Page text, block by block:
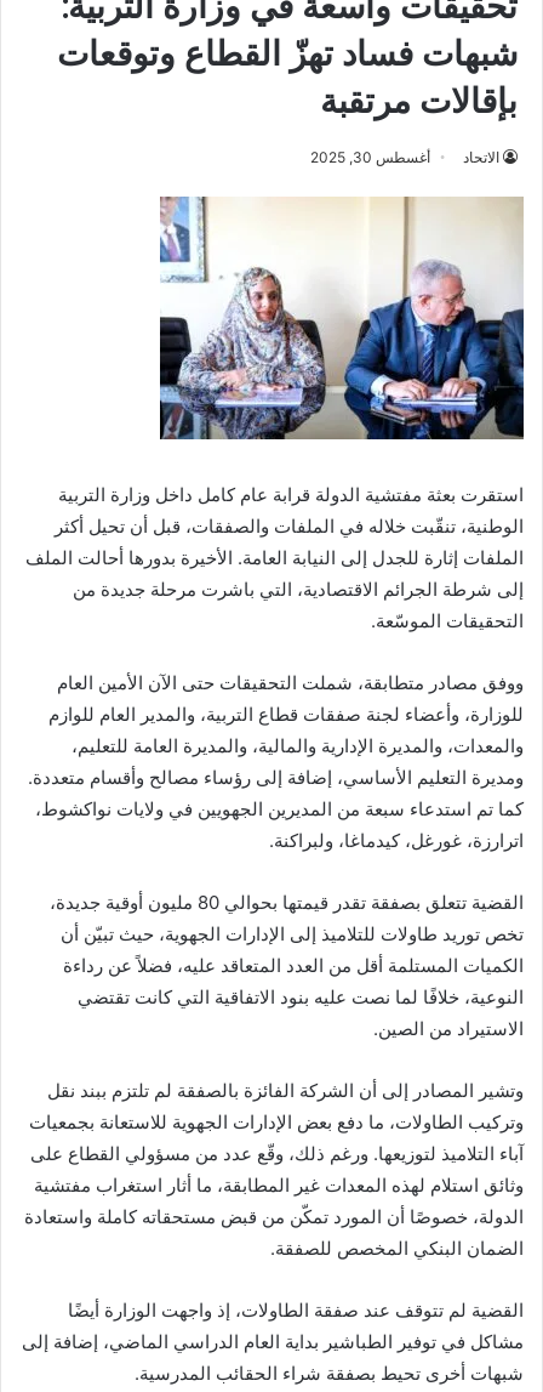
شبهات فساد تهزّ القطاع وتوقعات
بإقالات مرتقبة
الاتحاد أغسطس 30, 2025
استقرت بعثة مفتشية الدولة قرابة عام كامل داخل وزارة التربية
الوطنية، تنقّبت خلاله في الملفات والصفقات، قبل أن تحيل أكثر
الملفات إثارة للجدل إلى النيابة العامة. الأخيرة بدورها أحالت الملف
إلى شرطة الجرائم الاقتصادية، التي باشرت مرحلة جديدة من
التحقيقات الموسّعة.
ووفق مصادر متطابقة، شملت التحقيقات حتى الآن الأمين العام
للوزارة، وأعضاء لجنة صفقات قطاع التربية، والمدير العام للوازم
والمعدات، والمديرة الإدارية والمالية، والمديرة العامة للتعليم،
ومديرة التعليم الأساسي، إضافة إلى رؤساء مصالح وأقسام متعددة.
كما تم استدعاء سبعة من المديرين الجهويين في ولايات نواكشوط،
اترارزة، غورغل، كيدماغا، ولبراكنة.
القضية تتعلق بصفقة تقدر قيمتها بحوالي 80 مليون أوقية جديدة،
تخص توريد طاولات للتلاميذ إلى الإدارات الجهوية، حيث تبيّن أن
الكميات المستلمة أقل من العدد المتعاقد عليه، فضلاً عن رداءة
النوعية، خلافًا لما نصت عليه بنود الاتفاقية التي كانت تقتضي
الاستيراد من الصين.
وتشير المصادر إلى أن الشركة الفائزة بالصفقة لم تلتزم ببند نقل
وتركيب الطاولات، ما دفع بعض الإدارات الجهوية للاستعانة بجمعيات
آباء التلاميذ لتوزيعها. ورغم ذلك، وقّع عدد من مسؤولي القطاع على
وثائق استلام لهذه المعدات غير المطابقة، ما أثار استغراب مفتشية
الدولة، خصوصًا أن المورد تمكّن من قبض مستحقاته كاملة واستعادة
الضمان البنكي المخصص للصفقة.
القضية لم تتوقف عند صفقة الطاولات، إذ واجهت الوزارة أيضًا
مشاكل في توفير الطباشير بداية العام الدراسي الماضي، إضافة إلى
شبهات أخرى تحيط بصفقة شراء الحقائب المدرسية.